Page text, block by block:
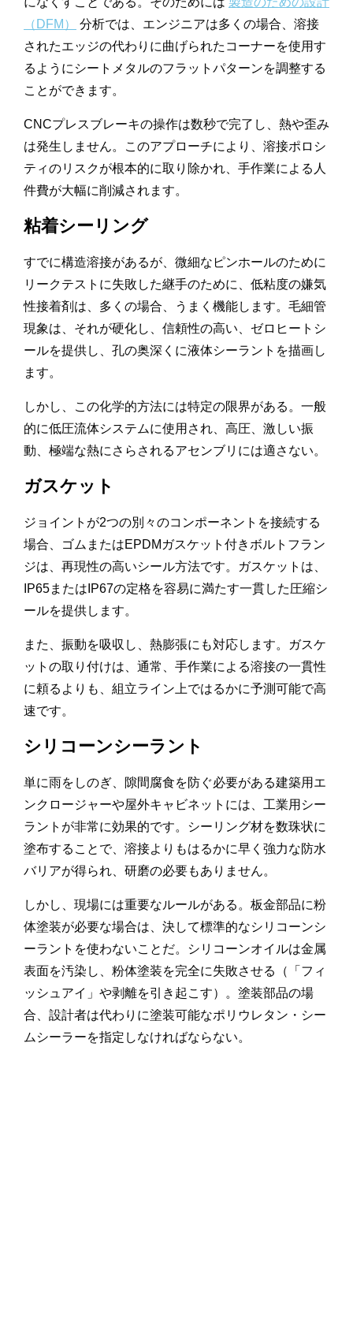
（DFM）
分析では、エンジニアは多くの場合、溶接
されたエッジの代わりに曲げられたコーナーを使用す
るようにシートメタルのフラットパターンを調整する
ことができます。
CNCプレスブレーキの操作は数秒で完了し、熱や歪み
は発生しません。このアプローチにより、溶接ポロシ
ティのリスクが根本的に取り除かれ、手作業による人
件費が大幅に削減されます。
粘着シーリング
すでに構造溶接があるが、微細なピンホールのために
リークテストに失敗した継手のために、低粘度の嫌気
性接着剤は、多くの場合、うまく機能します。毛細管
現象は、それが硬化し、信頼性の高い、ゼロヒートシ
ールを提供し、孔の奥深くに液体シーラントを描画し
ます。
しかし、この化学的方法には特定の限界がある。一般
的に低圧流体システムに使用され、高圧、激しい振
動、極端な熱にさらされるアセンブリには適さない。
ガスケット
ジョイントが2つの別々のコンポーネントを接続する
場合、ゴムまたはEPDMガスケット付きボルトフラン
ジは、再現性の高いシール方法です。ガスケットは、
IP65またはIP67の定格を容易に満たす一貫した圧縮シ
ールを提供します。
また、振動を吸収し、熱膨張にも対応します。ガスケ
ットの取り付けは、通常、手作業による溶接の一貫性
に頼るよりも、組立ライン上ではるかに予測可能で高
速です。
シリコーンシーラント
単に雨をしのぎ、隙間腐食を防ぐ必要がある建築用エ
ンクロージャーや屋外キャビネットには、工業用シー
ラントが非常に効果的です。シーリング材を数珠状に
塗布することで、溶接よりもはるかに早く強力な防水
バリアが得られ、研磨の必要もありません。
しかし、現場には重要なルールがある。板金部品に粉
体塗装が必要な場合は、決して標準的なシリコーンシ
ーラントを使わないことだ。シリコーンオイルは金属
表面を汚染し、粉体塗装を完全に失敗させる（「フィ
ッシュアイ」や剥離を引き起こす）。塗装部品の場
合、設計者は代わりに塗装可能なポリウレタン・シー
ムシーラーを指定しなければならない。